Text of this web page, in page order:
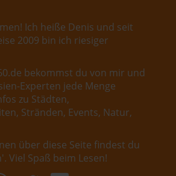
Ich heiße Denis und seit
2009 bin ich riesiger
bekommst du von mir und
Experten jede Menge
zu Städten,
Stränden, Events, Natur,
über diese Seite findest du
'. Viel Spaß beim Lesen!